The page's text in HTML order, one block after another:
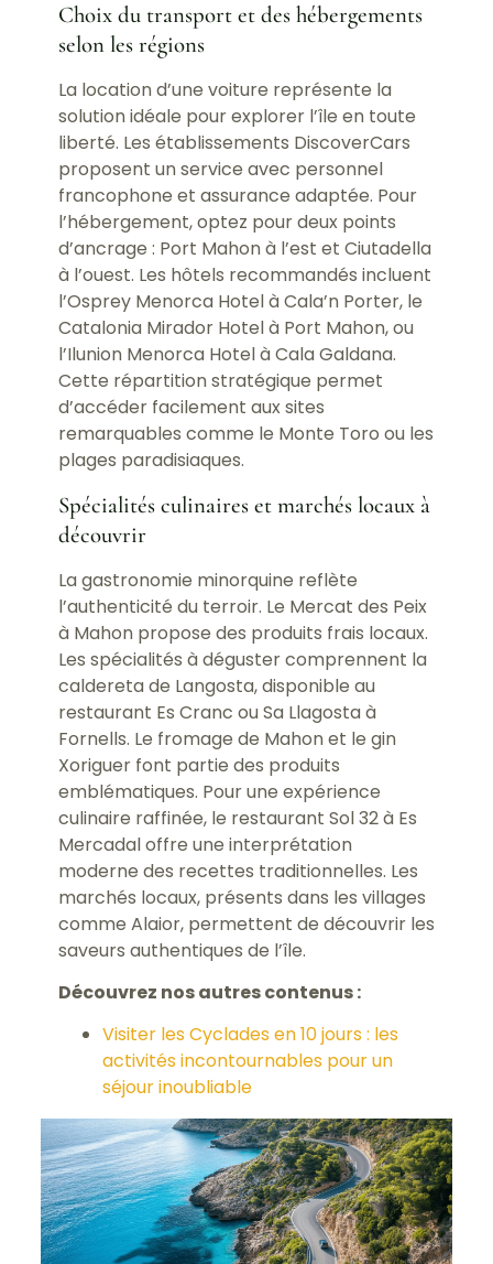
Choix du transport et des hébergements
selon les régions
La location d’une voiture représente la
solution idéale pour explorer l’île en toute
liberté. Les établissements DiscoverCars
proposent un service avec personnel
francophone et assurance adaptée. Pour
l’hébergement, optez pour deux points
d’ancrage : Port Mahon à l’est et Ciutadella
à l’ouest. Les hôtels recommandés incluent
l’Osprey Menorca Hotel à Cala’n Porter, le
Catalonia Mirador Hotel à Port Mahon, ou
l’Ilunion Menorca Hotel à Cala Galdana.
Cette répartition stratégique permet
d’accéder facilement aux sites
remarquables comme le Monte Toro ou les
plages paradisiaques.
Spécialités culinaires et marchés locaux à
découvrir
La gastronomie minorquine reflète
l’authenticité du terroir. Le Mercat des Peix
à Mahon propose des produits frais locaux.
Les spécialités à déguster comprennent la
caldereta de Langosta, disponible au
restaurant Es Cranc ou Sa Llagosta à
Fornells. Le fromage de Mahon et le gin
Xoriguer font partie des produits
emblématiques. Pour une expérience
culinaire raffinée, le restaurant Sol 32 à Es
Mercadal offre une interprétation
moderne des recettes traditionnelles. Les
marchés locaux, présents dans les villages
comme Alaior, permettent de découvrir les
saveurs authentiques de l’île.
Découvrez nos autres contenus :
Visiter les Cyclades en 10 jours : les
activités incontournables pour un
séjour inoubliable